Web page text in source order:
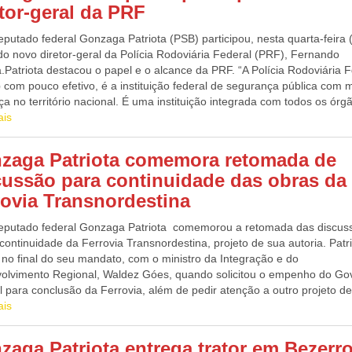
geral da PRF
federal Gonzaga Patriota (PSB) participou, nesta quarta-feira
novo diretor-geral da Polícia Rodoviária Federal (PRF), Fernando
destacou o papel e o alcance da PRF. “A Polícia Rodoviária
com pouco efetivo, é a instituição federal de segurança pública com
no território nacional. É uma instituição integrada com todos os
o seu papel de educar e fiscalizar. Desejo boas-vindas ao
para o enfrentamento à exploração sexual de crianças e
de cooperação técnica com o Ibama para realização de ações
ao meio ambiente. Perfil Antônio Fernando Oliveira é policial
1994, advogado, pós-graduado em direito tributário e
Jurídicas pela Universidade Autónoma de Lisboa – UAL. Seu nome
em dezembro pelo ministro da Justiça, Flávio Dino. A parceria
do Maranhão é longa. Fernando Oliveira foi convidado por Dino
assessores do gabinete de apoio em São Luís (MA) do único
da Justiça como deputado federal. Sob o comando de Dino, no
maranhense, assumiu a Assessoria de Planejamento do
Patriota comemora retomada de
para continuidade das obras da
Transnordestina
federal Gonzaga Patriota comemorou a retomada das
da Ferrovia Transnordestina, projeto de sua autoria.
final do seu mandato, com o ministro da Integração e do
Regional, Waldez Góes, quando solicitou o empenho do
para conclusão da Ferrovia, além de pedir atenção a outro projeto
a transposição do Rio Tocantins para o Rio São Francisco. O ministro